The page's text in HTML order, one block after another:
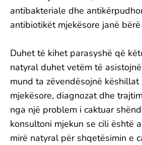
antibakteriale dhe
antibiotikët mjekësore janë
Duhet të kihet parasyshë që
natyral duhet vetëm të
mund ta zëvendësojnë
mjekësore, diagnozat dhe
nga një problem i caktuar
konsultoni mjekun se cili është
mirë natyral për shqetësimin e